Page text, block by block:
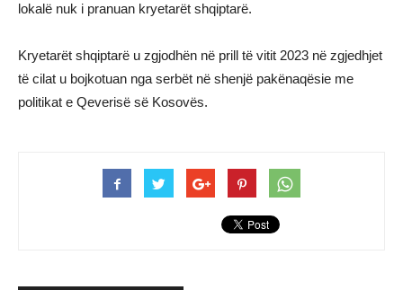
lokalë nuk i pranuan kryetarët shqiptarë.
Kryetarët shqiptarë u zgjodhën në prill të vitit 2023 në zgjedhjet
të cilat u bojkotuan nga serbët në shenjë pakënaqësie me
politikat e Qeverisë së Kosovës.